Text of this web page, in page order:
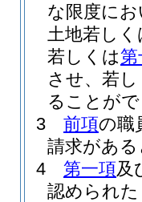
な限度に
土地若し
若しくは第
させ、若
ることが
3
前項の職
請求があ
4
第一項及
認められ